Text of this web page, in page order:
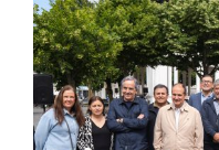
Ver
imagen
más
grande